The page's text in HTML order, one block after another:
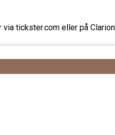
tickster.com eller på